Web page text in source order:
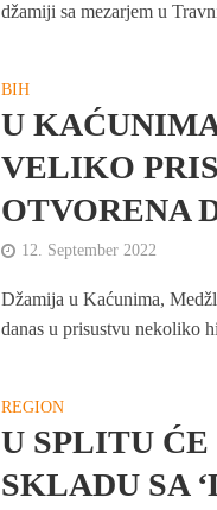
džamiji sa mezarjem u
BIH
U
VELIKO
OTVORENA
12. September 2022
Džamija u Kaćunima,
danas u prisustvu nekoliko
REGION
U SPLITU
SKLADU SA